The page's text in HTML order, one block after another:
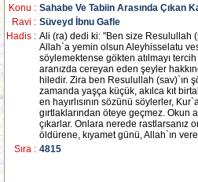
Konu : Sahabe Ve Tabiin Arasında Çıkan
Ravi : Süveyd İbnu Gafle
Hadis : Ali (ra) dedi ki: "Ben size Resulullah
Allah`a yemin olsun Aleyhisselatu
söylemektense gökten atılmayı
aranızda cereyan eden şeyler
hiledir. Zira ben Resulullah (sav)`ın
zamanda yaşça küçük, akılca kıt
en hayırlısının sözünü söylerler,
gırtlaklarından öteye geçmez. Okun
çıkarlar. Onlara nerede rastlarsanız
öldürene, kıyamet günü, Allah`ın
Sıra : 4815